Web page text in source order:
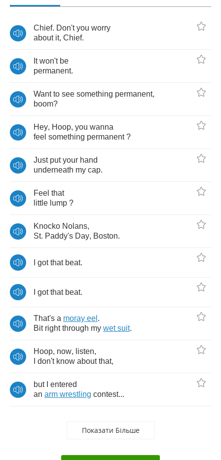
Chief. Don't you worry
about it, Chief.
It won't be
permanent.
Want to see something permanent,
boom?
Hey, Hoop, you wanna
feel something permanent?
Just put your hand
underneath my cap.
Feel that
little lump ?
Knocko Nolans,
St. Paddy's Day, Boston.
got that beat.
got that beat.
That's a moray eel .
Bit right through my wet suit.
Hoop, now, listen,
don't know about that,
but
entered
an arm wrestling contest...
Показати Більше